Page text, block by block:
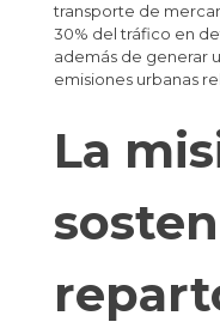
transporte de
30% del tráfico en
además de generar
emisiones urbanas
La